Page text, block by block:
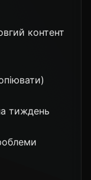
контент
тиждень